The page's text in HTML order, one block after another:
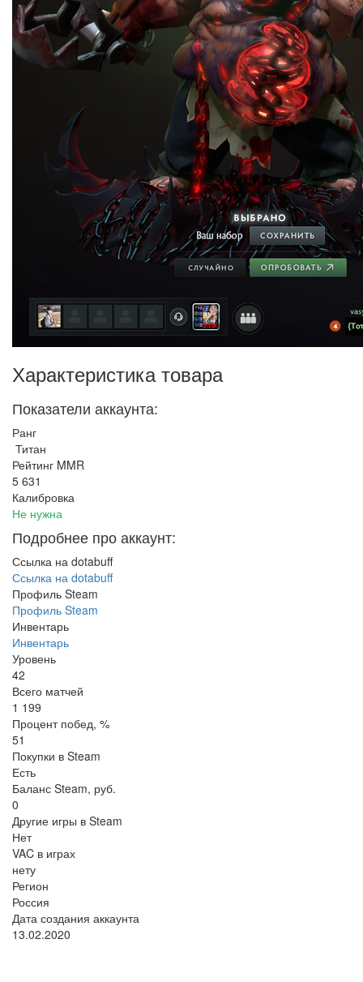
Характеристика товара
Показатели аккаунта:
Ранг
Титан
Рейтинг MMR
5 631
Калибровка
Не нужна
Подробнее про аккаунт:
Ссылка на dotabuff
Ссылка на dotabuff
Профиль Steam
Профиль Steam
Инвентарь
Инвентарь
Уровень
42
Всего матчей
1 199
Процент побед, %
51
Покупки в Steam
Есть
Баланс Steam, руб.
0
Другие игры в Steam
Нет
VAC в играх
нету
Регион
Россия
Дата создания аккаунта
13.02.2020